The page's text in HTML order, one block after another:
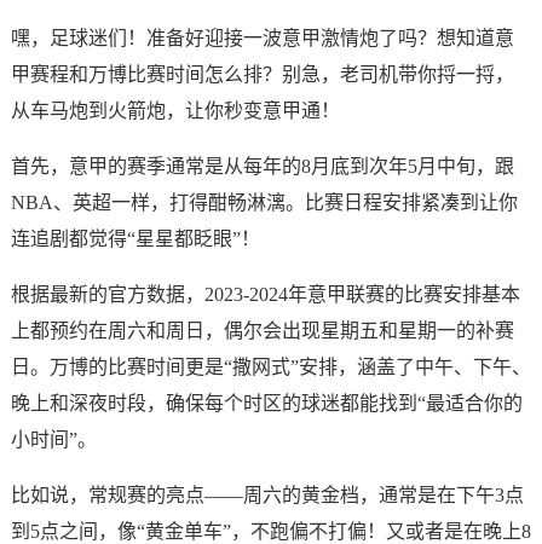
嘿，足球迷们！准备好迎接一波意甲激情炮了吗？想知道意
甲赛程和万博比赛时间怎么排？别急，老司机带你捋一捋，
从车马炮到火箭炮，让你秒变意甲通！
首先，意甲的赛季通常是从每年的8月底到次年5月中旬，跟
NBA、英超一样，打得酣畅淋漓。比赛日程安排紧凑到让你
连追剧都觉得“星星都眨眼”！
根据最新的官方数据，2023-2024年意甲联赛的比赛安排基本
上都预约在周六和周日，偶尔会出现星期五和星期一的补赛
日。万博的比赛时间更是“撒网式”安排，涵盖了中午、下午、
晚上和深夜时段，确保每个时区的球迷都能找到“最适合你的
小时间”。
比如说，常规赛的亮点——周六的黄金档，通常是在下午3点
到5点之间，像“黄金单车”，不跑偏不打偏！又或者是在晚上8